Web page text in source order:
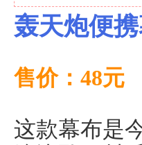
轰天炮便
售价：48元
这款幕布是